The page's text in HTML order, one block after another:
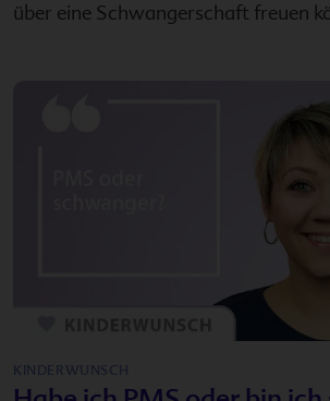
über eine Schwangerschaft freuen
KINDERWUNSCH